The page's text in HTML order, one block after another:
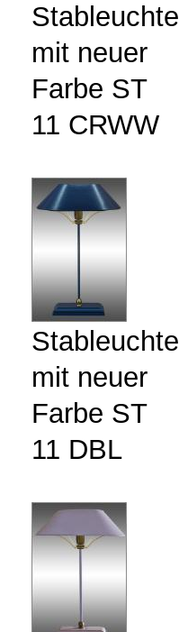
Stableuchte
mit neuer
Farbe ST
11 CRWW
Stableuchte
mit neuer
Farbe ST
11 DBL